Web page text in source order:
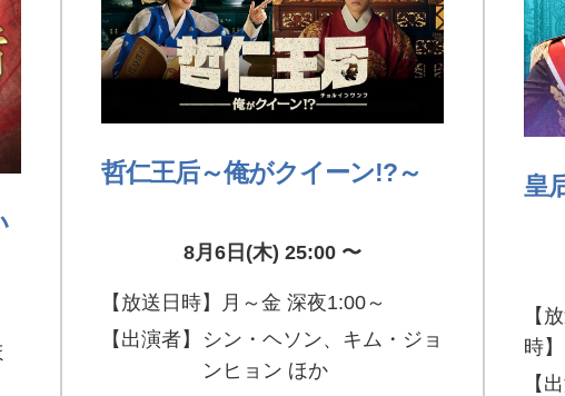
哲仁王后～俺がクイーン!?～
8月6日(木) 25:00 〜
【放送日時】
月～金 深夜1:00～
【出演者】
シン・ヘソン、キム・ジョ
ンヒョン ほか
皇
【
時】
【